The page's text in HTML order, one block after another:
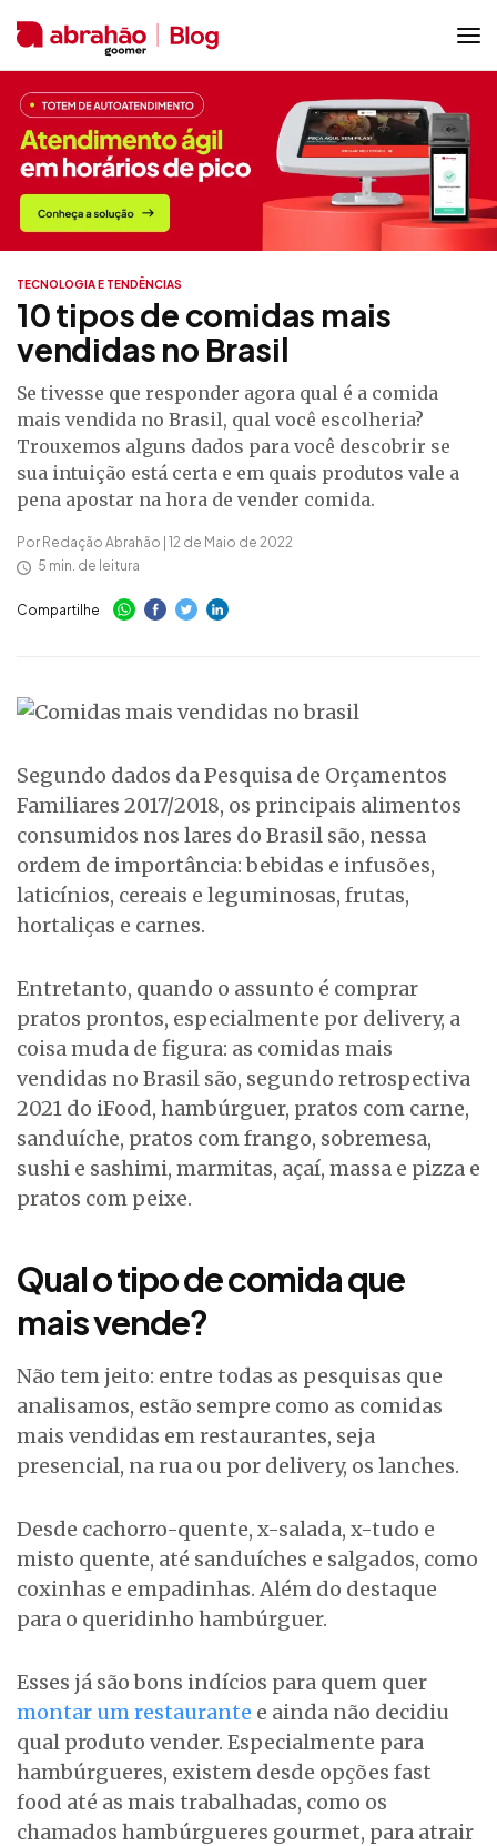
TECNOLOGIA E TENDÊNCIAS
10 tipos de comidas mais
vendidas no Brasil
Se tivesse que responder agora qual é a comida
mais vendida no Brasil, qual você escolheria?
Trouxemos alguns dados para você descobrir se
sua intuição está certa e em quais produtos vale a
pena apostar na hora de vender comida.
Por Redação Abrahão | 12 de Maio de 2022
5 min. de leitura
Compartilhe
Segundo dados da Pesquisa de Orçamentos
Familiares 2017/2018, os principais alimentos
consumidos nos lares do Brasil são, nessa
ordem de importância: bebidas e infusões,
laticínios, cereais e leguminosas, frutas,
hortaliças e carnes.
Entretanto, quando o assunto é comprar
pratos prontos, especialmente por delivery, a
coisa muda de figura: as comidas mais
vendidas no Brasil são, segundo retrospectiva
2021 do iFood, hambúrguer, pratos com carne,
sanduíche, pratos com frango, sobremesa,
sushi e sashimi, marmitas, açaí, massa e pizza e
pratos com peixe.
Qual o tipo de comida que
mais vende?
Não tem jeito: entre todas as pesquisas que
analisamos, estão sempre como as comidas
mais vendidas em restaurantes, seja
presencial, na rua ou por delivery, os lanches.
Desde cachorro-quente, x-salada, x-tudo e
misto quente, até sanduíches e salgados, como
coxinhas e empadinhas. Além do destaque
para o queridinho hambúrguer.
Esses já são bons indícios para quem quer
montar um restaurante e ainda não decidiu
qual produto vender. Especialmente para
hambúrgueres, existem desde opções fast
food até as mais trabalhadas, como os
chamados hambúrgueres gourmet, para atrair